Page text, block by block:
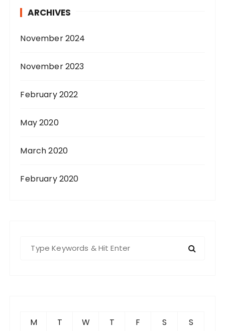
ARCHIVES
November 2024
November 2023
February 2022
May 2020
March 2020
February 2020
M T W T F S
S